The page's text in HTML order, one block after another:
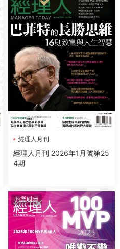
經理人月刊
經理人月刊 2026年1月號第25
4期
商業财經